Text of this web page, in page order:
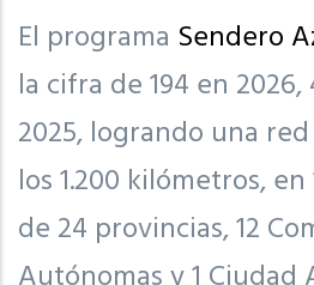
El programa Sendero
la cifra de 194 en
2025, logrando una
los 1.200 kilómetros,
de 24 provincias, 12